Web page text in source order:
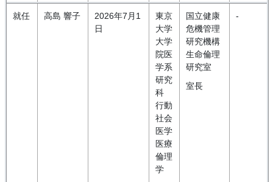
就任 高島 響子
2026年7月1
日
東京
大学
大学
院医
学系
研究
科
行動
社会
医学
医療
倫理
学
国立健康
危機管理
研究機構
生命倫理
研究室
室長
-